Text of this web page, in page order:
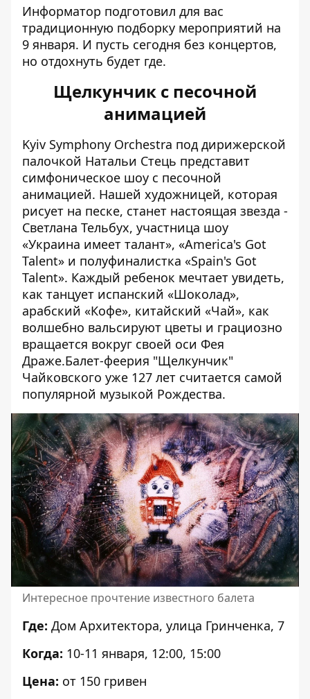
Информатор подготовил для вас
традиционную подборку мероприятий на
9 января. И пусть сегодня без концертов,
но отдохнуть будет где.
Щелкунчик с песочной
анимацией
Kyiv Symphony Orchestra под дирижерской
палочкой Натальи Стець представит
симфоническое шоу с песочной
анимацией. Нашей художницей, которая
рисует на песке, станет настоящая звезда -
Светлана Тельбух, участница шоу
«Украина имеет талант», «America's Got
Talent» и полуфиналистка «Spain's Got
Talent». Каждый ребенок мечтает увидеть,
как танцует испанский «Шоколад»,
арабский «Кофе», китайский «Чай», как
волшебно вальсируют цветы и грациозно
вращается вокруг своей оси Фея
Драже.Балет-феерия "Щелкунчик"
Чайковского уже 127 лет считается самой
популярной музыкой Рождества.
Интересное прочтение известного балета
Где: Дом Архитектора, улица Гринченка, 7
Когда: 10-11 января, 12:00, 15:00
Цена: от 150 гривен